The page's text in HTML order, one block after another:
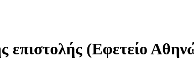
επιστολής (Εφετείο